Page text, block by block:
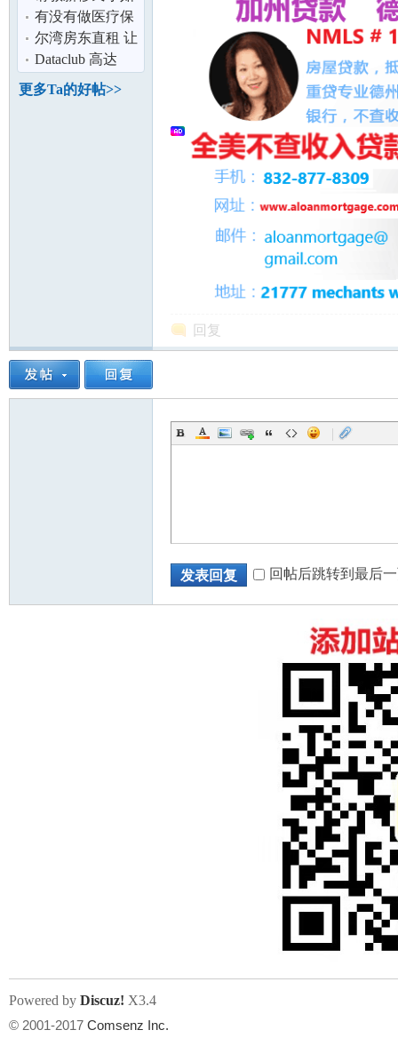
州
迎投资移
何办理低收入所
享有的领取食
有没有做医疗保
险的
尔湾房东直租 让
您少走弯路 中美
注册
Dataclub 高达
30%折扣！ 南加
州最全面的IT
更多Ta的好帖>>
回复
|
发表回复 回帖后跳转到最后
Powered by Discuz! X3.4
© 2001-2017 Comsenz Inc.